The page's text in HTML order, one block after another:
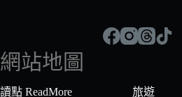
符
合
條
網站地圖
讀點 ReadMore
旅遊